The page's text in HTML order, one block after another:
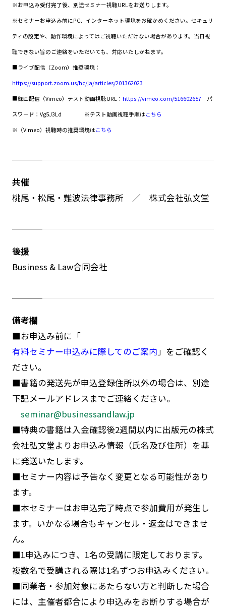
※お申込み受付完了後、別途セミナー視聴URLをお送りします。
※セミナーお申込み前にPC、インターネット環境をお確かめください。セキュリ
ティの設定や、動作環境によってはご視聴いただけない場合があります。当日視
聴できない旨のご連絡をいただいても、対応いたしかねます。
■ライブ配信（Zoom）推奨環境：
https://support.zoom.us/hc/ja/articles/201362023
■録画配信（Vimeo）テスト動画視聴URL： https://vimeo.com/516602657パ
スワード：Vg5J3Ld ※テスト動画視聴手順は こちら
※（Vimeo）視聴時の推奨環境は こちら
共催
桃尾・松尾・難波法律事務所 ／ 株式会社弘文堂
後援
Business & Law合同会社
備考欄
■お申込み前に「
有料セミナー申込みに際してのご案内」をご確認く
ださい。
■書籍の発送先が申込登録住所以外の場合は、別途
下記メールアドレスまでご連絡ください。
seminar@businessandlaw.jp
■特典の書籍は入金確認後2週間以内に出版元の株式
会社弘文堂よりお申込み情報（氏名及び住所）を基
に発送いたします。
■セミナー内容は予告なく変更となる可能性があり
ます。
■本セミナーはお申込完了時点で参加費用が発生し
ます。いかなる場合もキャンセル・返金はできませ
ん。
■1申込みにつき、1名の受講に限定しております。
複数名で受講される際は1名ずつお申込みください。
■同業者・参加対象にあたらない方と判断した場合
には、主催者都合により申込みをお断りする場合が